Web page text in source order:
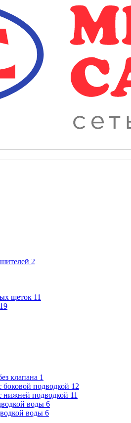
2
щеток 11
19
клапана 1
боковой подводкой 12
нижней подводкой 11
воды 6
воды 6